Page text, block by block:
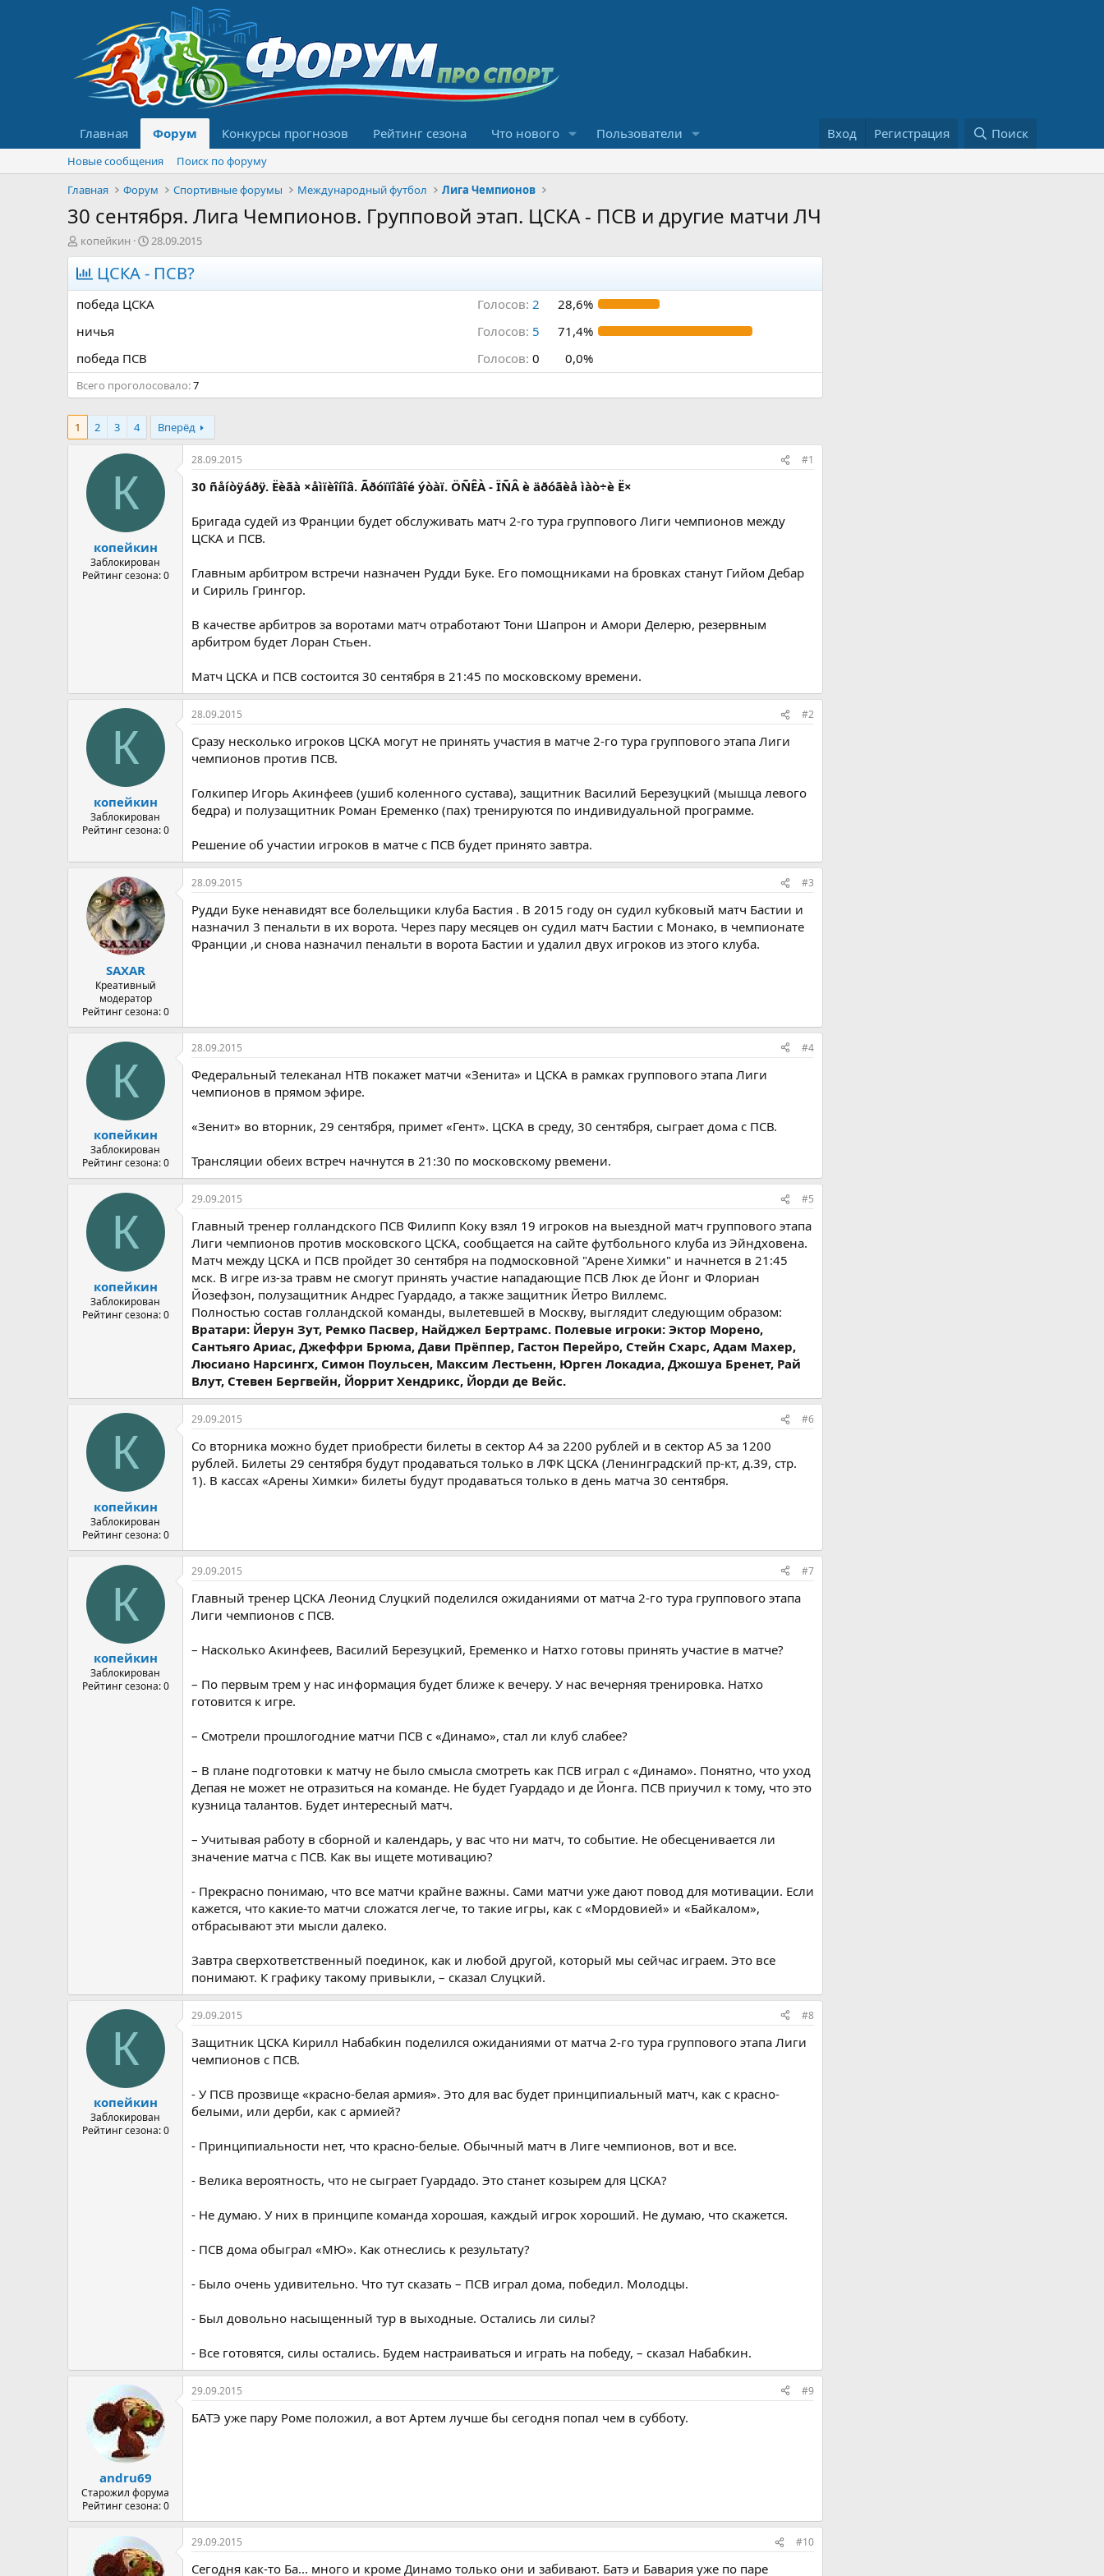
Главная Форум Конкурсы прогнозов Рейтинг сезона Что нового Пользователи Вход Регистрация Поиск
Новые сообщения
Поиск по форуму
Главная
Форум Спортивные форумы Международный футбол Лига Чемпионов
30 сентября. Лига Чемпионов. Групповой этап. ЦСКА - ПСВ и другие матчи ЛЧ
А
в
т
о
р
т
е
ы
копейкин
Д
а
а
н
а
а
28.09.2015
ЦСКА - ПСВ?
победа ЦСКА Голосов: 2
28,6%
ничья
Голосов: 5
71,4%
победа ПСВ
Голосов: 0 0,0%
Всего проголосовало 7
1 2 3 4 Вперёд
К
копейкин
Заблокирован
Рейтинг сезона: 0
28.09.2015 #1
30 ñåíòÿáðÿ. Ëèãà ×åìïèîíîâ. Ãðóïïîâîé ýòàï. ÖÑÊÀ - ÏÑÂ è äðóãèå ìàò÷è Ë×
Бригада судей из Франции будет обслуживать матч 2-го тура группового Лиги чемпионов между
ЦСКА и ПСВ.
Главным арбитром встречи назначен Рудди Буке. Его помощниками на бровках станут Гийом Дебар
и Сириль Грингор.
В качестве арбитров за воротами матч отработают Тони Шапрон и Амори Делерю, резервным
арбитром будет Лоран Стьен.
Матч ЦСКА и ПСВ состоится 30 сентября в 21:45 по московскому времени.
К
копейкин
Заблокирован
Рейтинг сезона: 0
28.09.2015 #2
Сразу несколько игроков ЦСКА могут не принять участия в матче 2-го тура группового этапа Лиги
чемпионов против ПСВ.
Голкипер Игорь Акинфеев (ушиб коленного сустава), защитник Василий Березуцкий (мышца левого
бедра) и полузащитник Роман Еременко (пах) тренируются по индивидуальной программе.
Решение об участии игроков в матче с ПСВ будет принято завтра.
SAXAR
Креативный
модератор
Рейтинг сезона: 0
28.09.2015 #3
Рудди Буке ненавидят все болельщики клуба Бастия . В 2015 году он судил кубковый матч Бастии и
назначил 3 пенальти в их ворота. Через пару месяцев он судил матч Бастии с Монако, в чемпионате
Франции ,и снова назначил пенальти в ворота Бастии и удалил двух игроков из этого клуба.
К
копейкин
Заблокирован
Рейтинг сезона: 0
28.09.2015 #4
Федеральный телеканал НТВ покажет матчи «Зенита» и ЦСКА в рамках группового этапа Лиги
чемпионов в прямом эфире.
«Зенит» во вторник, 29 сентября, примет «Гент». ЦСКА в среду, 30 сентября, сыграет дома с ПСВ.
Трансляции обеих встреч начнутся в 21:30 по московскому рвемени.
К
копейкин
Заблокирован
Рейтинг сезона: 0
29.09.2015 #5
Главный тренер голландского ПСВ Филипп Коку взял 19 игроков на выездной матч группового этапа
Лиги чемпионов против московского ЦСКА, сообщается на сайте футбольного клуба из Эйндховена.
Матч между ЦСКА и ПСВ пройдет 30 сентября на подмосковной "Арене Химки" и начнется в 21:45
мск. В игре из-за травм не смогут принять участие нападающие ПСВ Люк де Йонг и Флориан
Йозефзон, полузащитник Андрес Гуардадо, а также защитник Йетро Виллемс.
Полностью состав голландской команды, вылетевшей в Москву, выглядит следующим образом:
Вратари: Йерун Зут, Ремко Пасвер, Найджел Бертрамс. Полевые игроки: Эктор Морено,
Сантьяго Ариас, Джеффри Брюма, Дави Прёппер, Гастон Перейро, Стейн Схарс, Адам Махер,
Люсиано Нарсингх, Симон Поульсен, Максим Лестьенн, Юрген Локадиа, Джошуа Бренет, Рай
Влут, Стевен Бергвейн, Йоррит Хендрикс, Йорди де Вейс.
К
копейкин
Заблокирован
Рейтинг сезона: 0
29.09.2015 #6
Со вторника можно будет приобрести билеты в сектор A4 за 2200 рублей и в сектор A5 за 1200
рублей. Билеты 29 сентября будут продаваться только в ЛФК ЦСКА (Ленинградский пр-кт, д.39, стр.
1). В кассах «Арены Химки» билеты будут продаваться только в день матча 30 сентября.
К
копейкин
Заблокирован
Рейтинг сезона: 0
29.09.2015 #7
Главный тренер ЦСКА Леонид Слуцкий поделился ожиданиями от матча 2-го тура группового этапа
Лиги чемпионов с ПСВ.
– Насколько Акинфеев, Василий Березуцкий, Еременко и Натхо готовы принять участие в матче?
– По первым трем у нас информация будет ближе к вечеру. У нас вечерняя тренировка. Натхо
готовится к игре.
– Смотрели прошлогодние матчи ПСВ с «Динамо», стал ли клуб слабее?
– В плане подготовки к матчу не было смысла смотреть как ПСВ играл с «Динамо». Понятно, что уход
Депая не может не отразиться на команде. Не будет Гуардадо и де Йонга. ПСВ приучил к тому, что это
кузница талантов. Будет интересный матч.
– Учитывая работу в сборной и календарь, у вас что ни матч, то событие. Не обесценивается ли
значение матча с ПСВ. Как вы ищете мотивацию?
- Прекрасно понимаю, что все матчи крайне важны. Сами матчи уже дают повод для мотивации. Если
кажется, что какие-то матчи сложатся легче, то такие игры, как с «Мордовией» и «Байкалом»,
отбрасывают эти мысли далеко.
Завтра сверхответственный поединок, как и любой другой, который мы сейчас играем. Это все
понимают. К графику такому привыкли, – сказал Слуцкий.
К
копейкин
Заблокирован
Рейтинг сезона: 0
29.09.2015 #8
Защитник ЦСКА Кирилл Набабкин поделился ожиданиями от матча 2-го тура группового этапа Лиги
чемпионов с ПСВ.
- У ПСВ прозвище «красно-белая армия». Это для вас будет принципиальный матч, как с красно-
белыми, или дерби, как с армией?
- Принципиальности нет, что красно-белые. Обычный матч в Лиге чемпионов, вот и все.
- Велика вероятность, что не сыграет Гуардадо. Это станет козырем для ЦСКА?
- Не думаю. У них в принципе команда хорошая, каждый игрок хороший. Не думаю, что скажется.
- ПСВ дома обыграл «МЮ». Как отнеслись к результату?
- Было очень удивительно. Что тут сказать – ПСВ играл дома, победил. Молодцы.
- Был довольно насыщенный тур в выходные. Остались ли силы?
- Все готовятся, силы остались. Будем настраиваться и играть на победу, – сказал Набабкин.
andru69
Старожил форума
Рейтинг сезона: 0
29.09.2015 #9
БАТЭ уже пару Роме положил, а вот Артем лучше бы сегодня попал чем в субботу.
29.09.2015 #10
Сегодня как-то Ба... много и кроме Динамо только они и забивают. Батэ и Бавария уже по паре